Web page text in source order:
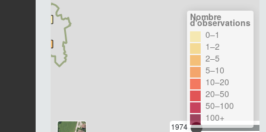
1974
Nombre
d'observations
0–1
1–2
2–5
5–10
10–20
20–50
50–100
100+